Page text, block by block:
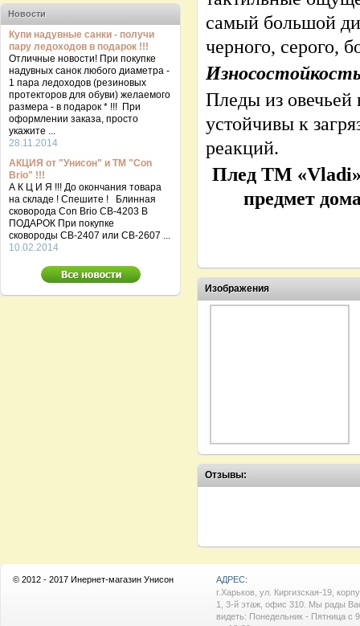
самый большой
черного, серого,
Пледы из овечьей
устойчивы к
реакций.
Плед TM
предмет
Изображения
Отзывы:
Новости
Купи надувные санки - получи
пару ледоходов в подарок !!!
Отличные новости! При покупке
надувных санок любого диаметра -
1 пара ледоходов (резиновых
протекторов для обуви) желаемого
размера - в подарок * !!! При
оформлении заказа, просто
укажите ...
28.11.2014
АКЦИЯ от "Унисон" и ТМ "Con
Brio" !!!
А К Ц И Я !!! До окончания товара
на складе ! Спешите ! Блинная
сковорода Con Brio CB-4203 В
ПОДАРОК При покупке
сковороды СВ-2407 или СВ-2607 ...
10.02.2014
© 2012 - 2017 Инернет-магазин Унисон
АДРЕС:
г.Харьков, ул. Киргизская-19,
1, 3-й этаж, офис 310. Мы рады
видеть: Понедельник - Пятница с